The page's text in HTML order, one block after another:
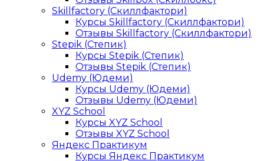
Skillfactory (Скиллфактори)
Курсы Skillfactory (Скиллфактори)
Отзывы Skillfactory (Скиллфактори)
Stepik (Степик)
Курсы Stepik (Степик)
Отзывы Stepik (Степик)
Udemy (Юдеми)
Курсы Udemy (Юдеми)
Отзывы Udemy (Юдеми)
XYZ School
Курсы XYZ School
Отзывы XYZ School
Яндекс Практикум
Курсы Яндекс Практикум